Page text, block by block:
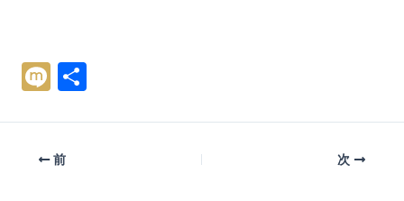
M
i
前 次